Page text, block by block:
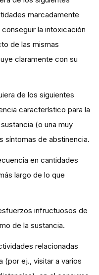
marcadamente
la intoxicación
de las mismas
claramente con su
de los siguientes
característico para la
(o una muy
síntomas de abstinencia.
en cantidades
largo de lo que
infructuosos de
de la sustancia.
relacionadas
(por ej., visitar a varios